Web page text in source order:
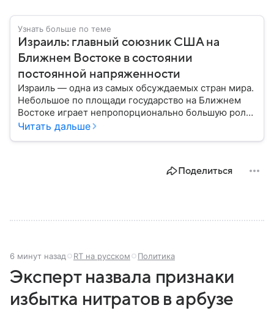
Узнать больше по теме
Израиль: главный союзник США на
Ближнем Востоке в состоянии
постоянной напряженности
Израиль — одна из самых обсуждаемых стран мира.
Небольшое по площади государство на Ближнем
Востоке играет непропорционально большую роль
в международной политике, безопасности и
Читать дальше
Поделиться
6 минут назад RT на русском Политика
Эксперт назвала признаки
избытка нитратов в арбузе